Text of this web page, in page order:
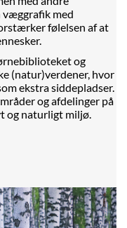
væggrafik med
følelsen af at
og
(natur)verdener, hvor
ekstra siddepladser.
og afdelinger på
naturligt miljø.